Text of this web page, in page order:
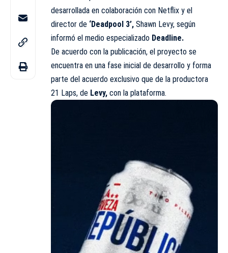
desarrollada en colaboración con Netflix y el
director de ‘Deadpool 3’, Shawn Levy, según
informó el medio especializado Deadline.
De acuerdo con la publicación, el proyecto se
encuentra en una fase inicial de desarrollo y forma
parte del acuerdo exclusivo que de la productora
21 Laps, de Levy, con la plataforma.